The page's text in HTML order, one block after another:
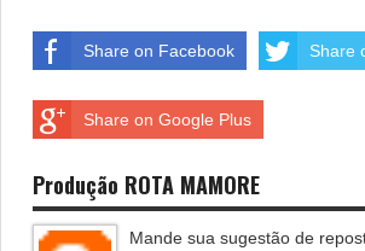
Share on Facebook Share
Share on Google Plus
Produção ROTA MAMORE
Mande sua sugestão de